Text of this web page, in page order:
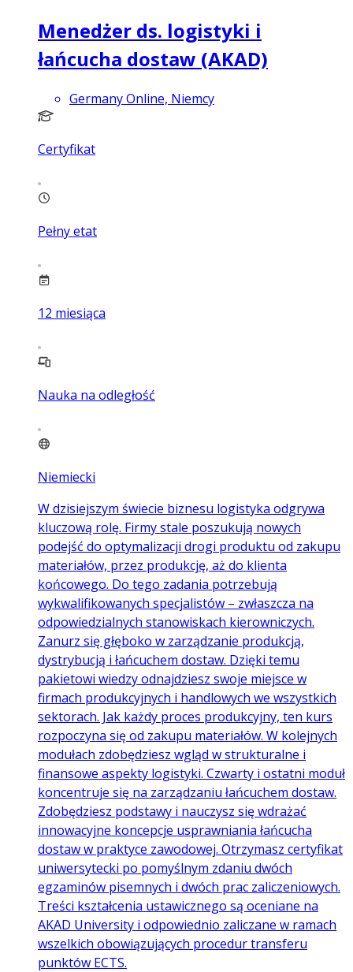
Menedżer ds. logistyki i
łańcucha dostaw (AKAD)
Germany Online, Niemcy
Certyfikat
Pełny etat
12 miesiąca
Nauka na odległość
Niemiecki
W dzisiejszym świecie biznesu logistyka odgrywa
kluczową rolę. Firmy stale poszukują nowych
podejść do optymalizacji drogi produktu od zakupu
materiałów, przez produkcję, aż do klienta
końcowego. Do tego zadania potrzebują
wykwalifikowanych specjalistów – zwłaszcza na
odpowiedzialnych stanowiskach kierowniczych.
Zanurz się głęboko w zarządzanie produkcją,
dystrybucją i łańcuchem dostaw. Dzięki temu
pakietowi wiedzy odnajdziesz swoje miejsce w
firmach produkcyjnych i handlowych we wszystkich
sektorach. Jak każdy proces produkcyjny, ten kurs
rozpoczyna się od zakupu materiałów. W kolejnych
modułach zdobędziesz wgląd w strukturalne i
finansowe aspekty logistyki. Czwarty i ostatni moduł
koncentruje się na zarządzaniu łańcuchem dostaw.
Zdobędziesz podstawy i nauczysz się wdrażać
innowacyjne koncepcje usprawniania łańcucha
dostaw w praktyce zawodowej. Otrzymasz certyfikat
uniwersytecki po pomyślnym zdaniu dwóch
egzaminów pisemnych i dwóch prac zaliczeniowych.
Treści kształcenia ustawicznego są oceniane na
AKAD University i odpowiednio zaliczane w ramach
wszelkich obowiązujących procedur transferu
punktów ECTS.